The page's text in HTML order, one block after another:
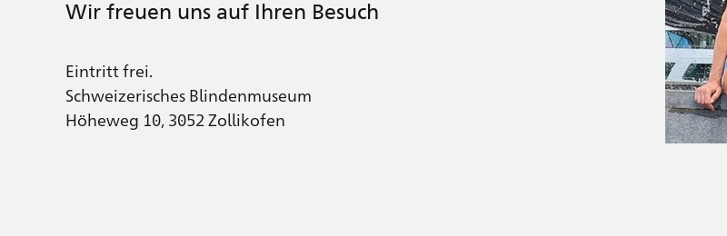
Wir freuen uns auf Ihren Besuch
Eintritt frei.
Schweizerisches Blindenmuseum
Höheweg 10, 3052 Zollikofen